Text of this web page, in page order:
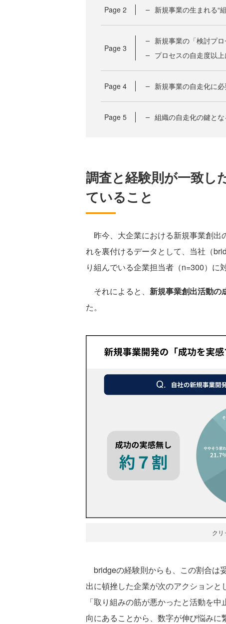
Page 2 新規事業の生まれる“
Page 3
新規事業の「検討プ
プロセスの自走度以
Page 4 新規事業の自走化に
Page 5 組織の自走化の鍵と
調査と経験則が一致し
ていること
昨今、大企業における新規事業創出
れを裏付けるデータとして、当社（
り組んでいる企業担当者（n=300）に
それによると、 新規事業創出活動の
た。
クリ
bridgeの経験則からも、この割合は
出に頓挫した企業が次のアクションと
「取り組みの筋が悪かったと活動を
向にあることから、数字が伸び悩みに